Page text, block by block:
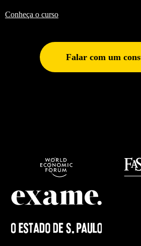
Conheça o curso
Falar com um